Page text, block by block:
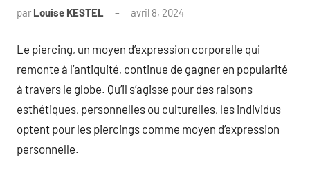
par Louise KESTEL avril 8, 2024
Le piercing, un moyen d’expression corporelle qui
remonte à l’antiquité, continue de gagner en popularité
à travers le globe. Qu’il s’agisse pour des raisons
esthétiques, personnelles ou culturelles, les individus
optent pour les piercings comme moyen d’expression
personnelle.